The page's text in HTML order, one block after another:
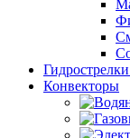
Конвекторы